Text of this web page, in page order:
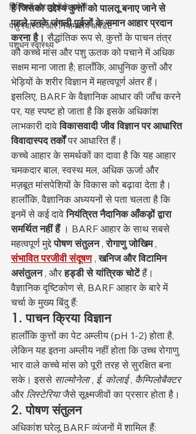
बिल्लियों और कुत्तों के बारे में
पशु स्वास्थ्य और नियामकीय अपडेट
पशुधन स्वास्थ्य
है जिसका उद्देश्य कुत्तों को पालतू बनाए जाने से
पहले उनके जंगली पूर्वजों के समान आहार प्रदान
करना है। सैद्धांतिक रूप से, कुत्तों के पाचन तंत्र
को कच्चे मांस और पशु ऊतक को पचाने में अधिक
सक्षम माना जाता है; हालाँकि, आधुनिक कुत्तों और
भेड़ियों के शरीर विज्ञान में महत्वपूर्ण अंतर हैं।
इसलिए, BARF के वैज्ञानिक आधार की जाँच करने
पर, यह स्पष्ट हो जाता है कि इसके अधिकांश
लाभकारी दावे विकासवादी जीव विज्ञान पर आधारित
विवादास्पद तर्कों पर आधारित हैं।
कच्चे आहार के समर्थकों का दावा है कि यह आहार
चमकदार बाल, स्वस्थ मल, अधिक ऊर्जा और
मज़बूत मांसपेशियों के विकास को बढ़ावा देता है।
हालाँकि, वैज्ञानिक अध्ययनों से पता चलता है कि
इनमें से कई दावे नियंत्रित नैदानिक आँकड़ों द्वारा
समर्थित नहीं हैं । BARF आहार के साथ सबसे
महत्वपूर्ण मुद्दे पोषण संतुलन , रोगाणु जोखिम ,
संभावित परजीवी संदूषण , खनिज और विटामिन
असंतुलन , और हड्डी से यांत्रिक चोटें हैं।
वैज्ञानिक दृष्टिकोण से, BARF आहार के बारे में
चर्चा के मुख्य बिंदु हैं:
1. पाचन क्रिया विज्ञान
हालाँकि कुत्तों का पेट अम्लीय (pH 1-2) होता है,
लेकिन यह इतना अम्लीय नहीं होता कि उच्च रोगाणु
भार वाले कच्चे मांस को पूरी तरह से सुरक्षित बना
सके। इससे साल्मोनेला , ई. कोलाई , कैम्पिलोबैक्टर
और लिस्टेरिया जैसे सूक्ष्मजीवों का प्रसार होता है।
2. पोषण संतुलन
अधिकांश घरेलू BARF व्यंजनों में शामिल हैं: